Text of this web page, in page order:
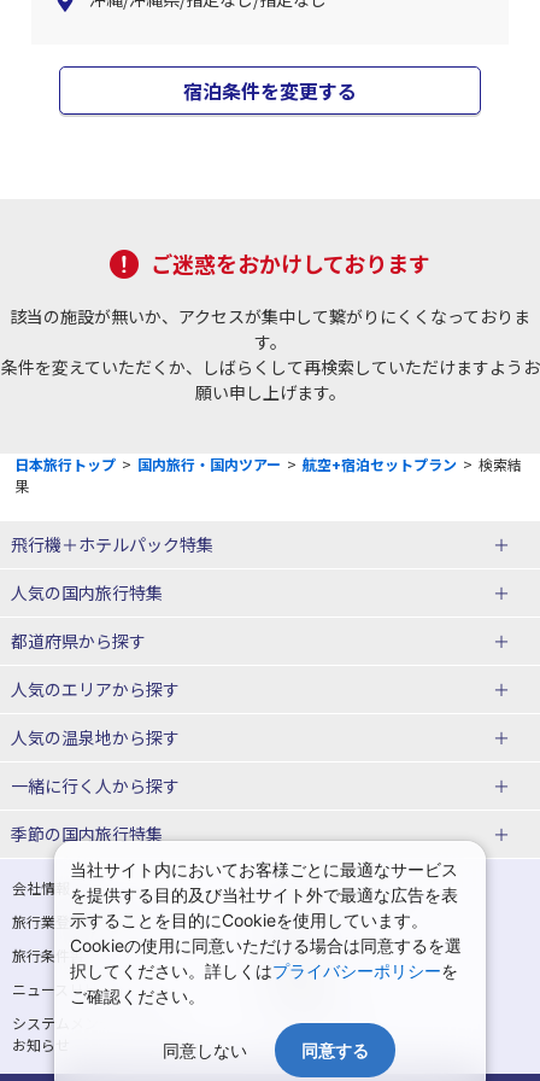
宿泊条件を変更する
ご迷惑をおかけしております
該当の施設が無いか、アクセスが集中して繋がりにくくなっておりま
す。
条件を変えていただくか、しばらくして再検索していただけますようお
願い申し上げます。
日本旅行トップ > 国内旅行・国内ツアー > 航空+宿泊セットプラン > 検索結
果
飛行機＋ホテルパック特集
赤い風船ダイナミックパッケージ
ＪＡＬで行く飛行機+ホテルパック
人気の国内旅行特集
東京ディズニーリゾート®への旅
ユニバーサル・スタジオ・ジャパ
都道府県から探す
北海道旅行・ツアー
東北
青森旅行・ツアー
宮城旅行・ツアー
秋田旅行・ツアー
山形旅行・ツアー
福島旅行・ツアー
関東
東京旅行・ツアー
埼玉旅行・ツアー
千葉旅行・ツアー
人気のエリアから探す
函館旅行
仙台旅行
那須旅行
日光旅行
小笠原旅行
神津島旅行
青ヶ島旅行
人気の温泉地から探す
北海道
湯の川温泉(北海道)
十勝川温泉(北海道)
阿寒湖温泉(北海道)
洞爺湖温泉(北海道)
川湯温泉(北海道)
層雲峡温泉(北海道)
知床温泉(北海道)
花巻温泉(岩手)
蔵王温泉(山形)
一緒に行く人から探す
一人旅 国内版
カップル・夫婦旅行 国内版
女子旅 国内版
卒業旅行・学生旅行 国内版
季節の国内旅行特集
桜・お花見特集
ゴールデンウィーク（GW）の国内
旅行
夏休み・お盆の国内旅行
7月の国内旅行
8月の国内旅行
10月の国内旅行
11月の国内旅行
会社情報
プライバシーポリシー
旅行業登録票・約款
規約集
旅行条件書
商標について
ニュースリリース
システムメンテナンスの
お知らせ
サイトマップ
当社サイト内においてお客様ごとに最適なサービス
を提供する目的及び当社サイト外で最適な広告を表
示することを目的にCookieを使用しています。
Cookieの使用に同意いただける場合は同意するを選
択してください。詳しくはプライバシーポリシーを
ご確認ください。
同意しない 同意する